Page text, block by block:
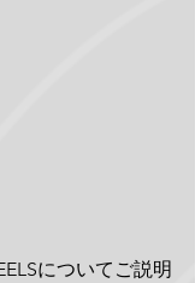
についてご説明